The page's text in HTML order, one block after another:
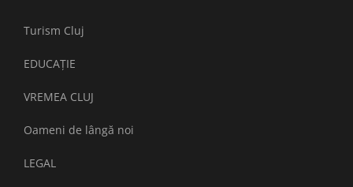
Turism Cluj
EDUCAȚIE
VREMEA CLUJ
Oameni de lângă noi
LEGAL